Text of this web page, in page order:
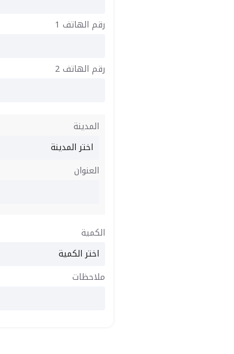
رقم الهاتف 1
رقم الهاتف 2
المدينة
العنوان
الكمية
ملاحظات